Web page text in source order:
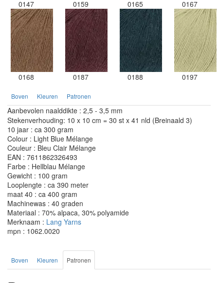
0147 0159 0165 0167
0168 0187 0188 0197
Boven Kleuren Patronen
Aanbevolen naalddikte : 2,5 - 3,5 mm
Stekenverhouding: 10 x 10 cm = 30 st x 41 nld (Breinaald 3)
10 jaar : ca 300 gram
Colour : Light Blue Mélange
Couleur : Bleu Clair Mélange
EAN : 7611862326493
Farbe : Hellblau Mélange
Gewicht : 100 gram
Looplengte : ca 390 meter
maat 40 : ca 400 gram
Machinewas : 40 graden
Materiaal : 70% alpaca, 30% polyamide
Merknaam : Lang Yarns
mpn : 1062.0020
Boven Kleuren Patronen